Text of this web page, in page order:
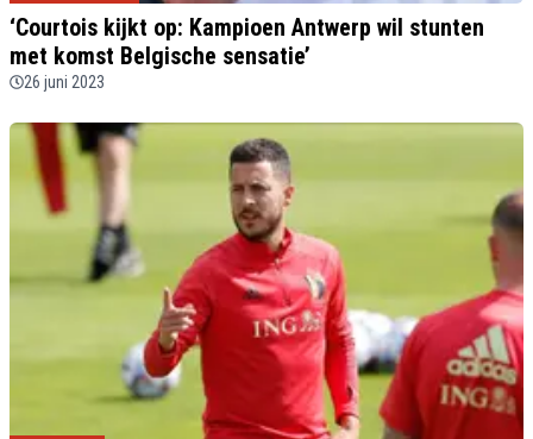
‘Courtois kijkt op: Kampioen Antwerp wil stunten
met komst Belgische sensatie’
26 juni 2023